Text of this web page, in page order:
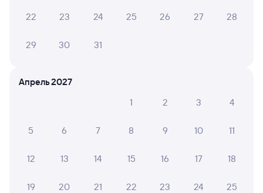
22 23 24 25 26 27 28
29 30 31
Апрель 2027
1
2 3 4
5 6 7 8 9 10 11
12 13 14 15 16 17 18
19 20 21 22 23 24 25